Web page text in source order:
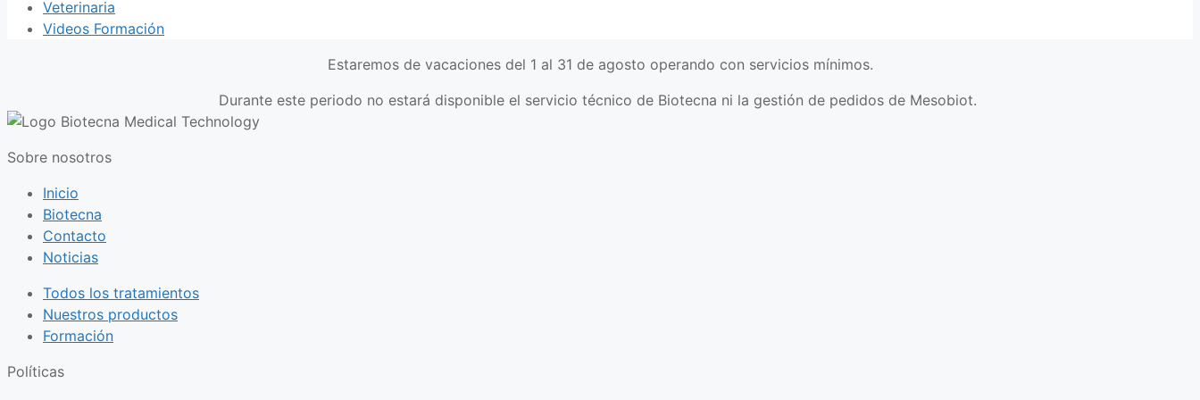
Veterinaria
Videos Formación
Estaremos de vacaciones del 1 al 31 de agosto operando con servicios mínimos.
Durante este periodo no estará disponible el servicio técnico de Biotecna ni la gestión de pedidos de Mesobiot.
Sobre nosotros
Inicio
Biotecna
Contacto
Noticias
Todos los tratamientos
Nuestros productos
Formación
Políticas